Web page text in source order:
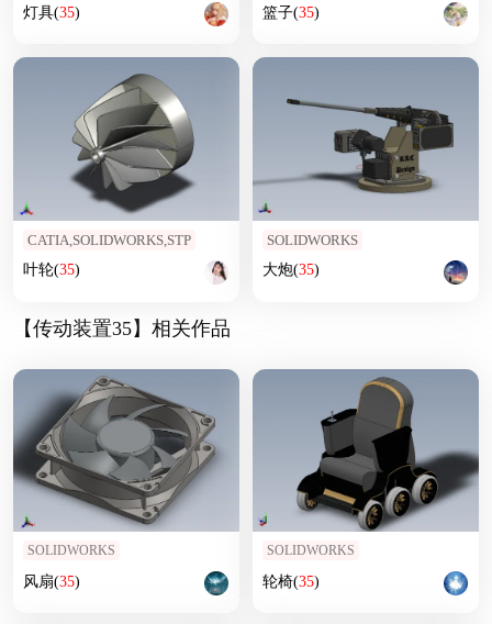
灯具(35) 篮子(35)
CATIA,SOLIDWORKS,STP
叶轮(35)
SOLIDWORKS
大炮(35)
【传动装置35】相关作品
SOLIDWORKS
风扇(35)
SOLIDWORKS
轮椅(35)